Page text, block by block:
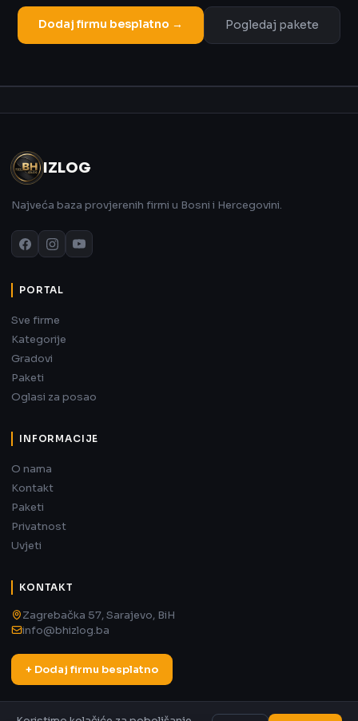
Dodaj firmu besplatno → Pogledaj pakete
IZLOG
Najveća baza provjerenih firmi u Bosni i Hercegovini.
PORTAL
Sve firme
Kategorije
Gradovi
Paketi
Oglasi za posao
INFORMACIJE
O nama
Kontakt
Paketi
Privatnost
Uvjeti
KONTAKT
Zagrebačka 57, Sarajevo, BiH
info@bhizlog.ba
+ Dodaj firmu besplatno